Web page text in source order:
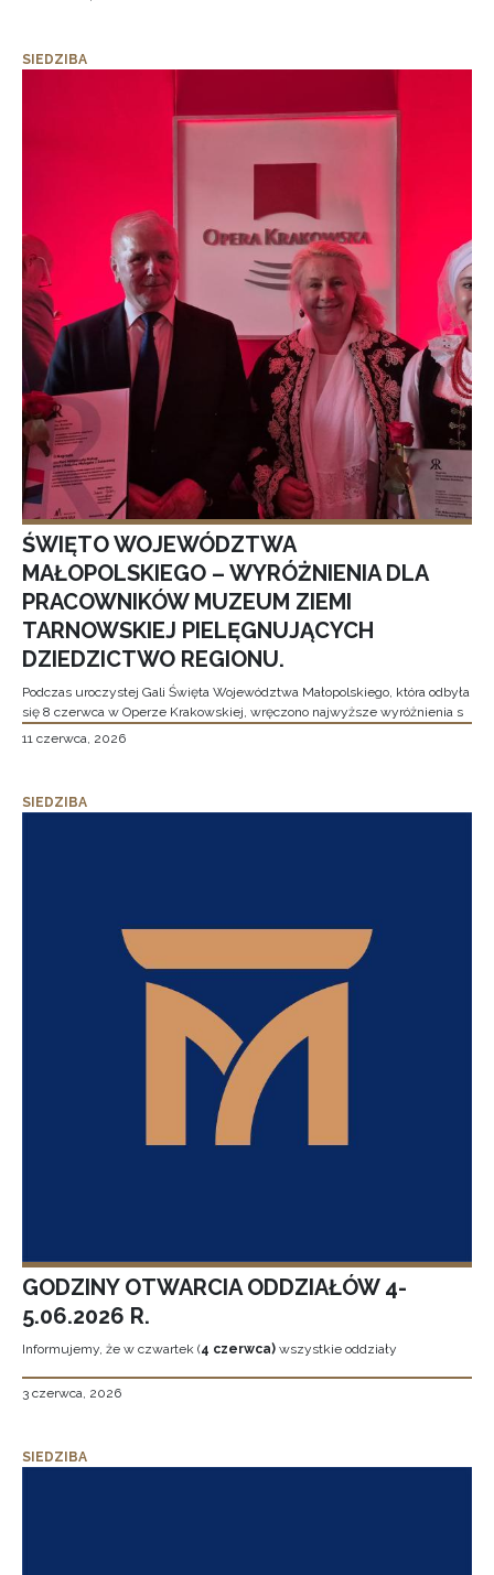
SIEDZIBA
ŚWIĘTO WOJEWÓDZTWA
MAŁOPOLSKIEGO – WYRÓŻNIENIA DLA
PRACOWNIKÓW MUZEUM ZIEMI
TARNOWSKIEJ PIELĘGNUJĄCYCH
DZIEDZICTWO REGIONU.
Podczas uroczystej Gali Święta Województwa Małopolskiego, która odbyła
się 8 czerwca w Operze Krakowskiej, wręczono najwyższe wyróżnienia s
11 czerwca, 2026
SIEDZIBA
GODZINY OTWARCIA ODDZIAŁÓW 4-
5.06.2026 R.
Informujemy, że w czwartek (4 czerwca) wszystkie oddziały
3 czerwca, 2026
SIEDZIBA